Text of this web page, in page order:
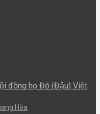
đồng họ Đỗ (Đậu) Việt
Hòa